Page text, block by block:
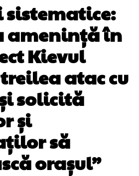
sistematice:
amenință în
Kievul
atac cu
solicită
și
să
orașul”